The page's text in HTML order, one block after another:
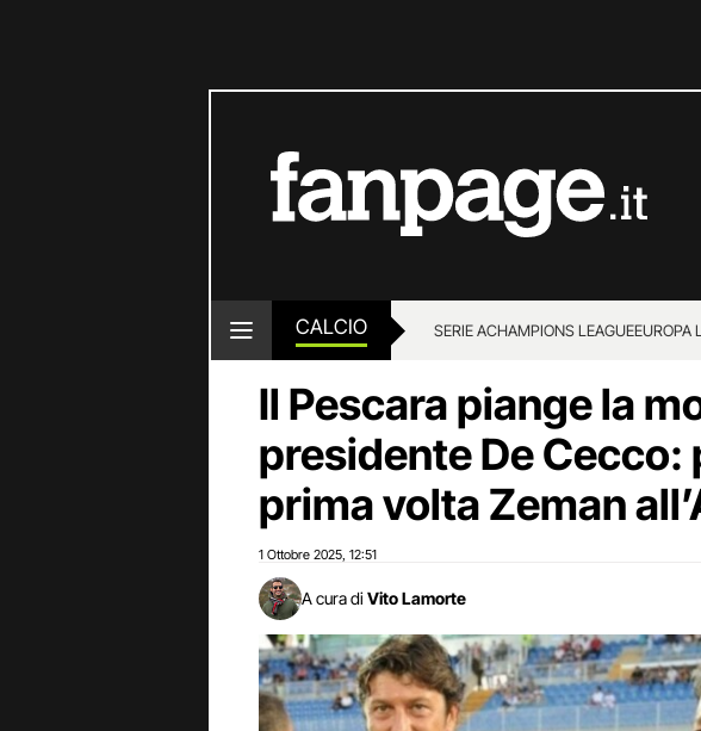
CALCIO SERIE ACHAMPIONS LEAGUEEUROPA
Il Pescara piange la
presidente De Cecco:
prima volta Zeman
1 Ottobre 2025 12:51
A cura di Vito Lamorte